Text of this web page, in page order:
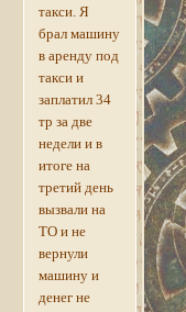
такси. Я
брал машину
в аренду под
такси и
заплатил 34
тр за две
недели и в
итоге на
третий день
вызвали на
ТО и не
вернули
машину и
денег не